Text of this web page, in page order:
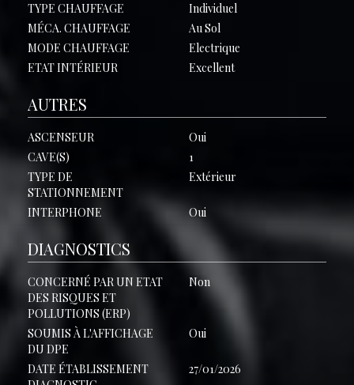
TYPE CHAUFFAGE
Individuel
MÉCA. CHAUFFAGE
Au Sol
MODE CHAUFFAGE
Electrique
ETAT INTÉRIEUR
Excellent
AUTRES
ASCENSEUR
Oui
CAVE(S)
1
TYPE DE
STATIONNEMENT
Extérieur
INTERPHONE Oui
DIAGNOSTICS
CONCERNÉ PAR UN ETAT
DES RISQUES ET
POLLUTIONS (ERP)
Non
SOUMIS À L'AFFICHAGE
DU DPE
Oui
DATE ÉTABLISSEMENT
27/01/2026